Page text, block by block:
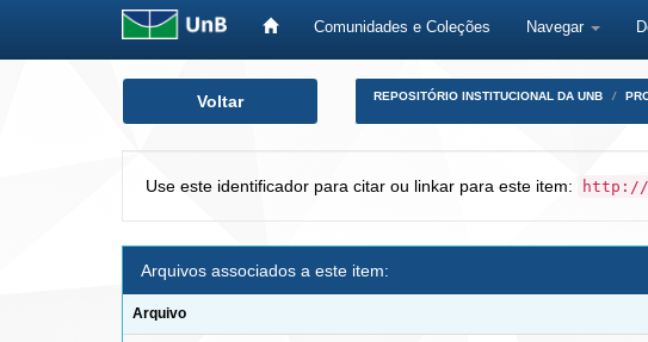
Comunidades e Coleções Navegar
Voltar REPOSITÓRIO INSTITUCIONAL DA UNB
Use este identificador para citar ou linkar para este item: http://
Arquivos associados a este item:
Arquivo